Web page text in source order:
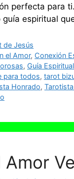
perfecta para ti.
guía espiritual
de Jesús
el Amor, Conexión
, Guía
para todos, tarot
Honrado,
Amor